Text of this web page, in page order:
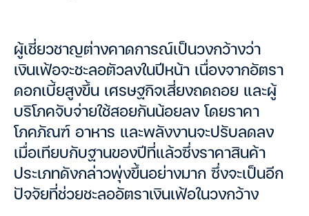
ผู้เชี่ยวชาญต่างคาดการณ์เป็นวงกว้างว่า
เงินเฟ้อจะชะลอตัวลงในปีหน้า เนื่องจากอัตรา
ดอกเบี้ยสูงขึ้น เศรษฐกิจเสี่ยงถดถอย และผู้
บริโภคจับจ่ายใช้สอยกันน้อยลง โดยราคา
โภคภัณฑ์ อาหาร และพลังงานจะปรับลดลง
เมื่อเทียบกับฐานของปีที่แล้วซึ่งราคาสินค้า
ประเภทดังกล่าวพุ่งขึ้นอย่างมาก ซึ่งจะเป็นอีก
ปัจจัยที่ช่วยชะลออัตราเงินเฟ้อในวงกว้าง